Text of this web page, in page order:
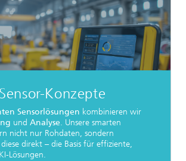
Konzepte
Sensorlösungen kombinieren wir
und Analyse. Unsere smarten
nicht nur Rohdaten, sondern
direkt – die Basis für effiziente,
Lösungen.